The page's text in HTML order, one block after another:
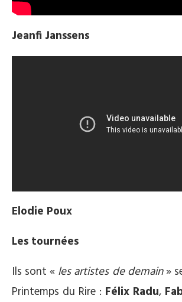
Jeanfi Janssens
Elodie Poux
Les tournées
Ils sont « les artistes de demain»
Printemps du Rire : Félix Radu,